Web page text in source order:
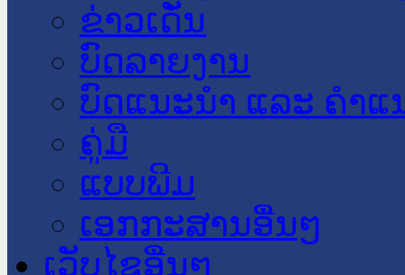
ຂ່າວເດັ່ນ
ບົດລາຍງານ
ບົດແນະນໍາ ແລະ ຄໍາແ
ຄູ່ມື
ແບບພີມ
ເອກກະສານອື່ນໆ
ເວັບໄຊອື່ນໆ